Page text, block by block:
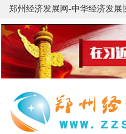
郑州经济发展网-中华经济发展